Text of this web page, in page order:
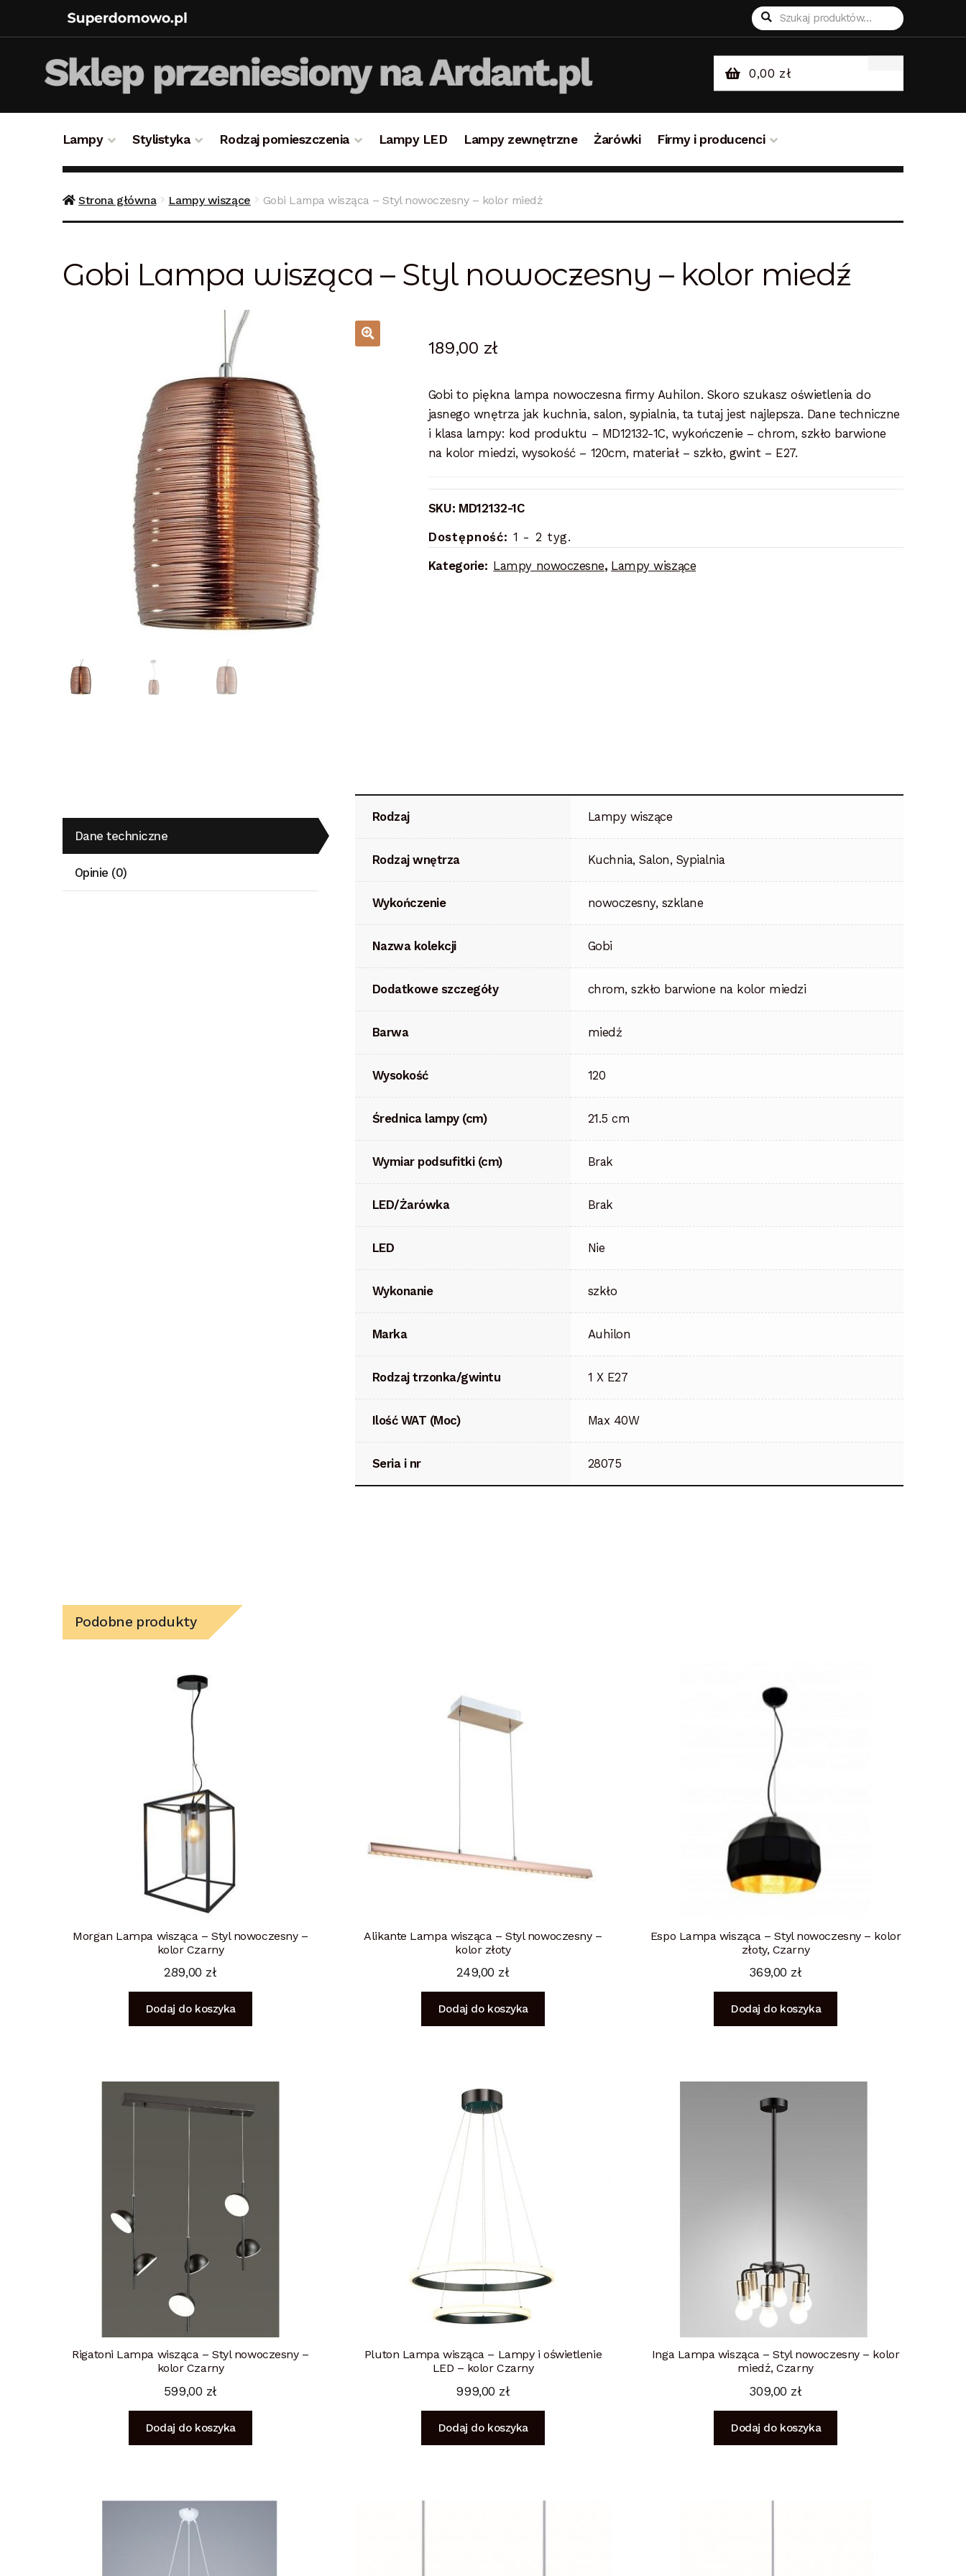
Szukaj:
Szukaj
0,00 zł
Lampy Stylistyka Rodzaj pomieszczenia Lampy LED Lampy zewnętrzne Żarówki Firmy i producenci
Strona główna Lampy wiszące Gobi Lampa wisząca – Styl nowoczesny – kolor miedź
Gobi Lampa wisząca – Styl nowoczesny – kolor miedź
189,00 zł
Gobi to piękna lampa nowoczesna firmy Auhilon. Skoro szukasz oświetlenia do
jasnego wnętrza jak kuchnia, salon, sypialnia, ta tutaj jest najlepsza. Dane techniczne
i klasa lampy: kod produktu – MD12132-1C, wykończenie – chrom, szkło barwione
na kolor miedzi, wysokość – 120cm, materiał – szkło, gwint – E27.
SKU: MD12132-1C
Dostępność: 1 - 2 tyg.
Kategorie: Lampy nowoczesne, Lampy wiszące
Dane techniczne
Opinie (0)
Rodzaj Lampy wiszące
Rodzaj wnętrza Kuchnia, Salon, Sypialnia
Wykończenie nowoczesny, szklane
Nazwa kolekcji Gobi
Dodatkowe szczegóły chrom, szkło barwione na kolor miedzi
Barwa miedź
Wysokość 120
Średnica lampy (cm) 21.5 cm
Wymiar podsufitki (cm) Brak
LED/Żarówka Brak
LED Nie
Wykonanie szkło
Marka Auhilon
Rodzaj trzonka/gwintu 1 X E27
Ilość WAT (Moc) Max 40W
Seria i nr 28075
Podobne produkty
Morgan Lampa wisząca – Styl nowoczesny –
kolor Czarny
289,00 zł
Dodaj do koszyka
Alikante Lampa wisząca – Styl nowoczesny –
kolor złoty
249,00 zł
Dodaj do koszyka
Espo Lampa wisząca – Styl nowoczesny – kolor
złoty, Czarny
369,00 zł
Dodaj do koszyka
Rigatoni Lampa wisząca – Styl nowoczesny –
kolor Czarny
599,00 zł
Dodaj do koszyka
Pluton Lampa wisząca – Lampy i oświetlenie
LED – kolor Czarny
999,00 zł
Dodaj do koszyka
Inga Lampa wisząca – Styl nowoczesny – kolor
miedź, Czarny
309,00 zł
Dodaj do koszyka